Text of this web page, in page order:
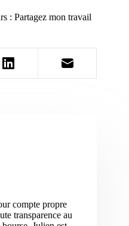
: Partagez mon travail
compte propre
transparence au